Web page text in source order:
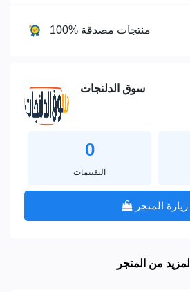
100% منتجات مصدقة
سوق الدلنجات
0
التقييمات
زيارة المتجر
المزيد من المتجر